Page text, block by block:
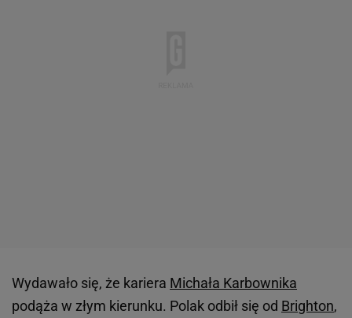
Wydawało się, że kariera Michała Karbownika
podąża w złym kierunku. Polak odbił się od Brighton,